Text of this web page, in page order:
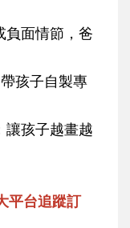
負面情節，爸
孩子自製專
讓孩子越畫越
平台追蹤訂